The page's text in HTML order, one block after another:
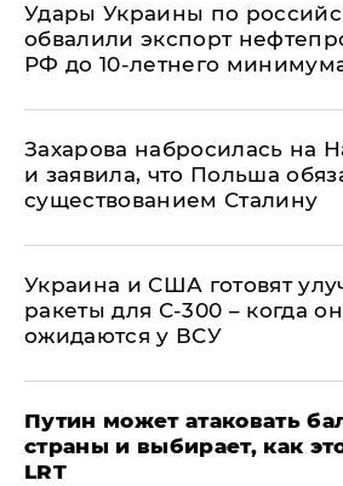
Удары Украины по
обвалили экспорт
РФ до 10-летнего
​Захарова набросилась на
и заявила, что Польша
существованием Сталину
Украина и США готовят
ракеты для С-300 – когда
ожидаются у ВСУ
Путин может атаковать
страны и выбирает, как
LRT